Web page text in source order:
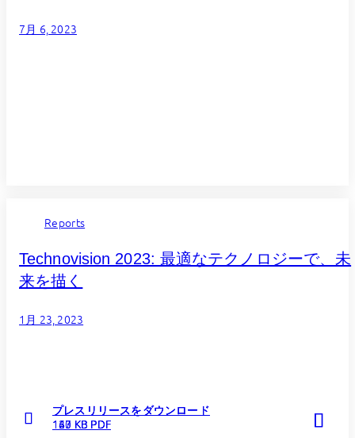
7月 6, 2023
プレスリリースをダウンロード
160 KB PDF
Reports
Technovision 2023: 最適なテクノロジーで、未
来を描く
1月 23, 2023
プレスリリースをダウンロード
123 KB PDF
プレスリリースをダウンロード
147 KB PDF